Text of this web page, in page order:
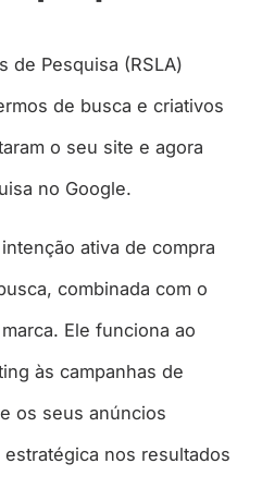
de Pesquisa (RSLA)
de busca e criativos
o seu site e agora
no Google.
ativa de compra
combinada com o
Ele funciona ao
às campanhas de
os seus anúncios
nos resultados